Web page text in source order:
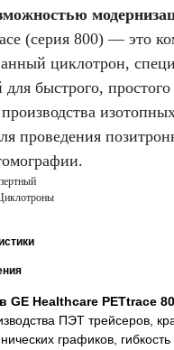
(серия 800) — это
циклотрон,
для быстрого, простого
проведения
GE Healthcare PETtrace
ПЭТ трейсеров,
графиков, гибкость